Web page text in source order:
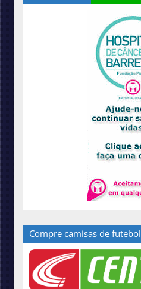
Compre camisas de futebol